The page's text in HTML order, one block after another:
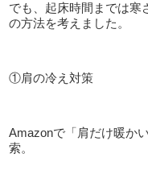
でも、起床時間までは寒
の方法を考えました。
①肩の冷え対策
Amazonで「肩だけ暖か
索。